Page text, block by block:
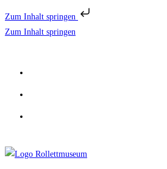
Zum Inhalt springen
Zum Inhalt springen